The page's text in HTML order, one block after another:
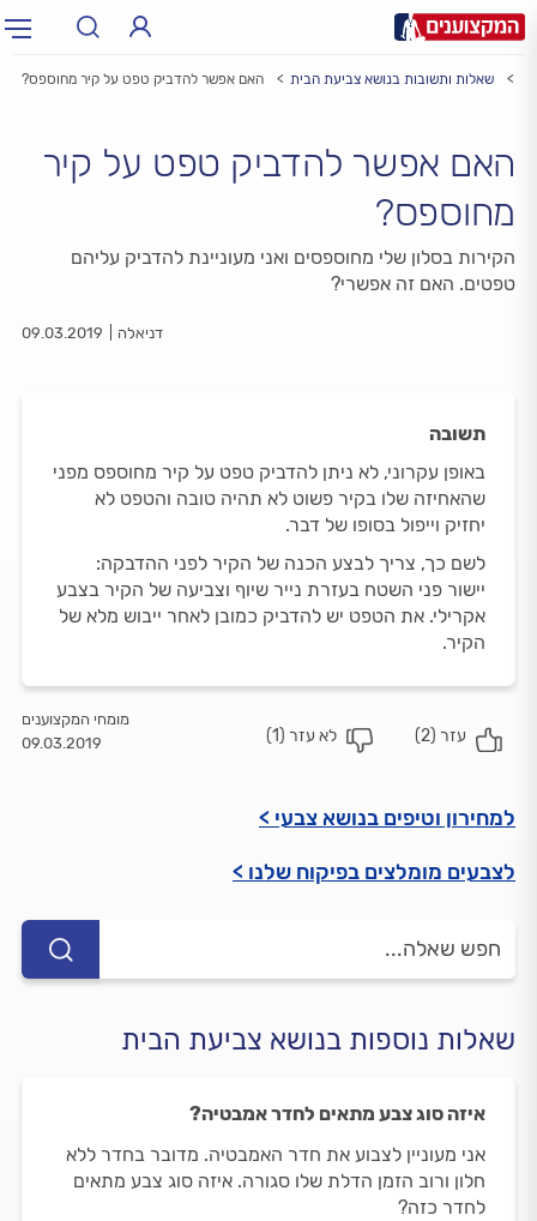
עיר: תל אביב, חיפה…
שאלות ותשובות בנושא צביעת הבית האם אפשר להדביק טפט על קיר מחוספס?
האם אפשר להדביק טפט על קיר
מחוספס?
הקירות בסלון שלי מחוספסים ואני מעוניינת להדביק עליהם
טפטים. האם זה אפשרי?
דניאלה 09.03.2019
תשובה
באופן עקרוני, לא ניתן להדביק טפט על קיר מחוספס מפני
שהאחיזה שלו בקיר פשוט לא תהיה טובה והטפט לא
יחזיק וייפול בסופו של דבר.
לשם כך, צריך לבצע הכנה של הקיר לפני ההדבקה:
יישור פני השטח בעזרת נייר שיוף וצביעה של הקיר בצבע
אקרילי. את הטפט יש להדביק כמובן לאחר ייבוש מלא של
הקיר.
2
)
1
)
מומחי המקצוענים
09.03.2019
למחירון וטיפים בנושא צבעי >
לצבעים מומלצים בפיקוח שלנו >
שאלות נוספות בנושא צביעת הבית
איזה סוג צבע מתאים לחדר אמבטיה?
אני מעוניין לצבוע את חדר האמבטיה. מדובר בחדר ללא
חלון ורוב הזמן הדלת שלו סגורה. איזה סוג צבע מתאים
לחדר כזה?